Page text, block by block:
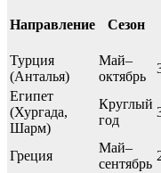
Направление Сезон
Турция
(Анталья)
Май–
октябрь
Египет
(Хургада,
Шарм)
Круглый
год
Греция
Май–
сентябрь